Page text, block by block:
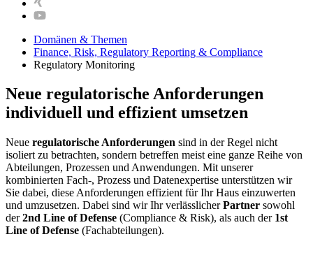
Domänen & Themen
Finance, Risk, Regulatory Reporting & Compliance
Regulatory Monitoring
Neue regulatorische Anforderungen
individuell und effizient umsetzen
Neue regulatorische Anforderungen sind in der Regel nicht
isoliert zu betrachten, sondern betreffen meist eine ganze Reihe von
Abteilungen, Prozessen und Anwendungen. Mit unserer
kombinierten Fach-, Prozess und Datenexpertise unterstützen wir
Sie dabei, diese Anforderungen effizient für Ihr Haus einzuwerten
und umzusetzen. Dabei sind wir Ihr verlässlicherPartner sowohl
der2nd Line of Defense (Compliance & Risk), als auch der 1st
Line of Defense (Fachabteilungen).